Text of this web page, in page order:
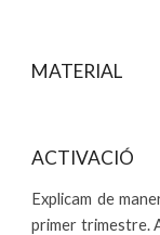
MATERIAL
ACTIVACIÓ
Explicam de
primer trimestre.